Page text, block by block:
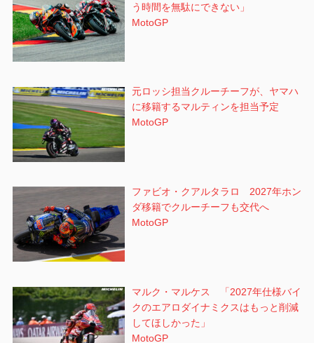
う時間を無駄にできない」
MotoGP
元ロッシ担当クルーチーフが、ヤマハ
に移籍するマルティンを担当予定
MotoGP
ファビオ・クアルタラロ 2027年ホン
ダ移籍でクルーチーフも交代へ
MotoGP
マルク・マルケス 「2027年仕様バイ
クのエアロダイナミクスはもっと削減
してほしかった」
MotoGP